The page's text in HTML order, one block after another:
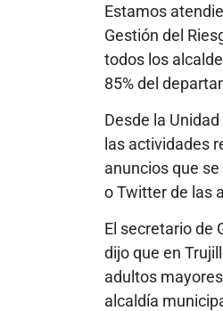
Estamos
Gestión del
todos los
85% del
Desde la
las actividades
anuncios que
o Twitter de las
El secretario de
dijo que en
adultos
alcaldía